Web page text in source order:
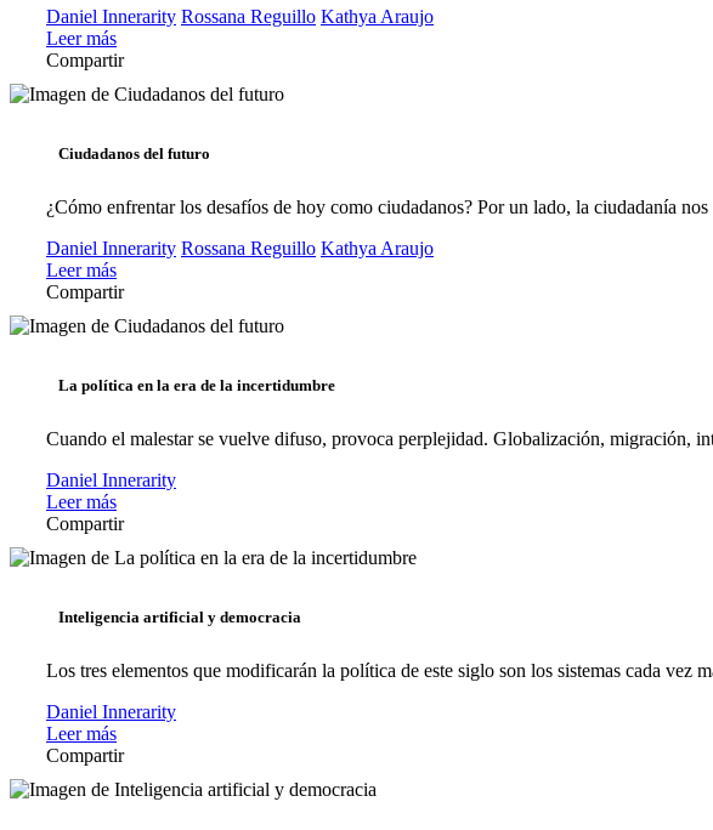
Daniel Innerarity Rossana Reguillo Kathya Araujo
Leer más
Compartir
Ciudadanos del futuro
¿Cómo enfrentar los desafíos de hoy como ciudadanos? Por un lado, la ciudadanía
Daniel Innerarity Rossana Reguillo Kathya Araujo
Leer más
Compartir
La política en la era de la incertidumbre
Cuando el malestar se vuelve difuso, provoca perplejidad. Globalización, migración,
Daniel Innerarity
Leer más
Compartir
Inteligencia artificial y democracia
Los tres elementos que modificarán la política de este siglo son los sistemas cada vez
Daniel Innerarity
Leer más
Compartir